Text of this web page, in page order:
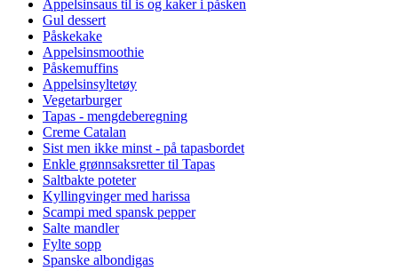
Appelsinsaus til is og kaker i påsken
Gul dessert
Påskekake
Appelsinsmoothie
Påskemuffins
Appelsinsyltetøy
Vegetarburger
Tapas - mengdeberegning
Creme Catalan
Sist men ikke minst - på tapasbordet
Enkle grønnsaksretter til Tapas
Saltbakte poteter
Kyllingvinger med harissa
Scampi med spansk pepper
Salte mandler
Fylte sopp
Spanske albondigas